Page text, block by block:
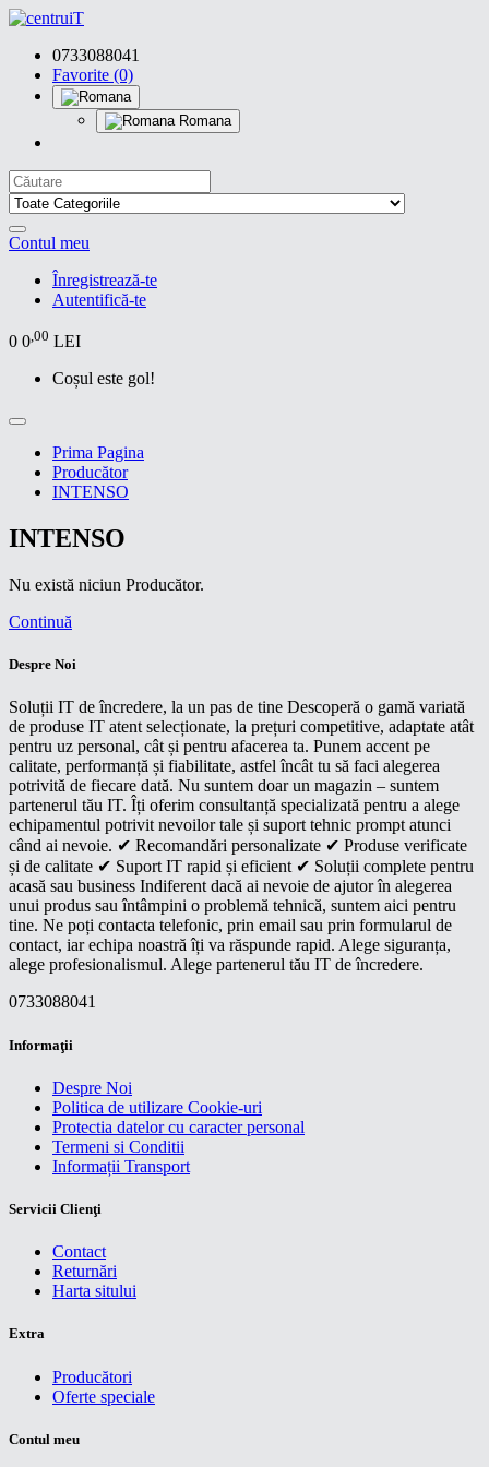
0733088041
Favorite (0)
Romana
Contul meu
Înregistrează-te
Autentifică-te
0 0,00 LEI
Coșul este gol!
Prima Pagina
Producător
INTENSO
INTENSO
Nu există niciun Producător.
Continuă
Despre Noi
Soluții IT de încredere, la un pas de tine Descoperă o gamă variată
de produse IT atent selecționate, la prețuri competitive, adaptate atât
pentru uz personal, cât și pentru afacerea ta. Punem accent pe
calitate, performanță și fiabilitate, astfel încât tu să faci alegerea
potrivită de fiecare dată. Nu suntem doar un magazin – suntem
partenerul tău IT. Îți oferim consultanță specializată pentru a alege
echipamentul potrivit nevoilor tale și suport tehnic prompt atunci
când ai nevoie. ✔ Recomandări personalizate ✔ Produse verificate
și de calitate ✔ Suport IT rapid și eficient ✔ Soluții complete pentru
acasă sau business Indiferent dacă ai nevoie de ajutor în alegerea
unui produs sau întâmpini o problemă tehnică, suntem aici pentru
tine. Ne poți contacta telefonic, prin email sau prin formularul de
contact, iar echipa noastră îți va răspunde rapid. Alege siguranța,
alege profesionalismul. Alege partenerul tău IT de încredere.
0733088041
Informaţii
Despre Noi
Politica de utilizare Cookie-uri
Protectia datelor cu caracter personal
Termeni si Conditii
Informații Transport
Servicii Clienţi
Contact
Returnări
Harta sitului
Extra
Producători
Oferte speciale
Contul meu